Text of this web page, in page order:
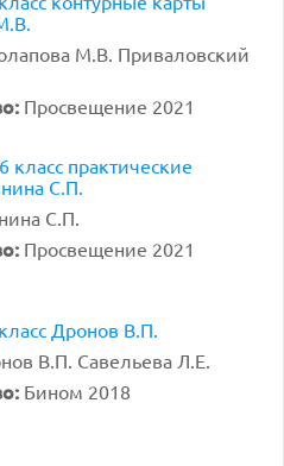
М.В. Приваловский
Просвещение 2021
класс практические
С.П.
С.П.
Просвещение 2021
Дронов В.П.
В.П. Савельева Л.Е.
Бином 2018